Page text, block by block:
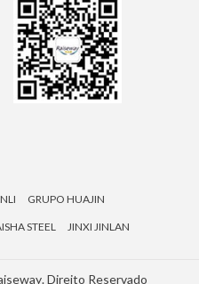
GRUPO HUAJIN
STEEL JINXI JINLAN
. Direito Reservado